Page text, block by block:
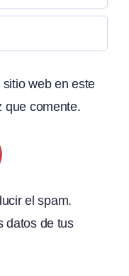
web en este
que comente.
el spam.
datos de tus